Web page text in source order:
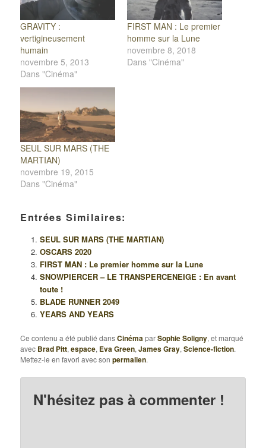
GRAVITY :
vertigineusement
humain
novembre 5, 2013
Dans "Cinéma"
FIRST MAN : Le premier
homme sur la Lune
novembre 8, 2018
Dans "Cinéma"
SEUL SUR MARS (THE
MARTIAN)
novembre 19, 2015
Dans "Cinéma"
Entrées Similaires:
SEUL SUR MARS (THE MARTIAN)
OSCARS 2020
FIRST MAN : Le premier homme sur la Lune
SNOWPIERCER – LE TRANSPERCENEIGE : En avant
toute !
BLADE RUNNER 2049
YEARS AND YEARS
Ce contenu a été publié dansCinémaparSophie Soligny, et marqué
avec Brad Pitt,espace, Eva Green,James Gray,Science-fiction.
Mettez-le en favori avec sonpermalien.
N'hésitez pas à commenter !